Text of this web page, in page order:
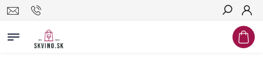
Hľadať